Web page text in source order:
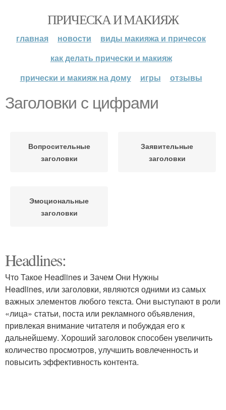
ПРИЧЕСКА И МАКИЯЖ
главная новости
виды макияжа и причесок
как делать прически и макияж
прически и макияж на дому
игры отзывы
Заголовки с цифрами
Вопросительные
заголовки
Заявительные
заголовки
Эмоциональные
заголовки
Headlines:
Что Такое Headlines и Зачем Они Нужны
Headlines, или заголовки, являются одними из самых
важных элементов любого текста. Они выступают в роли
«лица» статьи, поста или рекламного объявления,
привлекая внимание читателя и побуждая его к
дальнейшему. Хороший заголовок способен увеличить
количество просмотров, улучшить вовлеченность и
повысить эффективность контента.